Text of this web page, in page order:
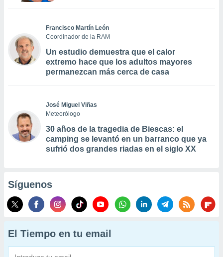
Francisco Martín León
Coordinador de la RAM
Un estudio demuestra que el calor
extremo hace que los adultos mayores
permanezcan más cerca de casa
José Miguel Viñas
Meteorólogo
30 años de la tragedia de Biescas: el
camping se levantó en un barranco que ya
sufrió dos grandes riadas en el siglo XX
Síguenos
El Tiempo en tu email